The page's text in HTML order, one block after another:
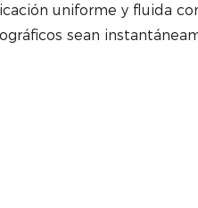
uniforme y fluida
sean